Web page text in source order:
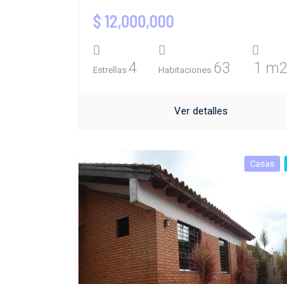
$ 12,000,000
Estrellas 4 Habitaciones 63 1 m2
Ver detalles
Casas